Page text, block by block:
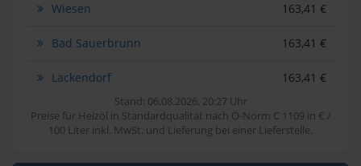
Wiesen 163,41 €
Bad Sauerbrunn 163,41 €
Lackendorf 163,41 €
Stand: 06.08.2026, 20:27 Uhr
Preise für Heizöl in Standardqualität nach Ö-Norm C 1109 in € /
100 Liter inkl. MwSt. und Lieferung bei einer Lieferstelle.